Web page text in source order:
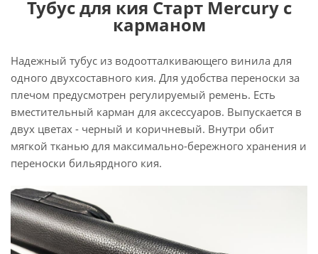
Тубус для кия Старт Mercury с
карманом
Надежный тубус из водоотталкивающего винила для
одного двухсоставного кия. Для удобства переноски за
плечом предусмотрен регулируемый ремень. Есть
вместительный карман для аксессуаров. Выпускается в
двух цветах - черный и коричневый. Внутри обит
мягкой тканью для максимально-бережного хранения и
переноски бильярдного кия.